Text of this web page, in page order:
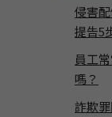
侵害
提告5
員工
嗎？
詐欺